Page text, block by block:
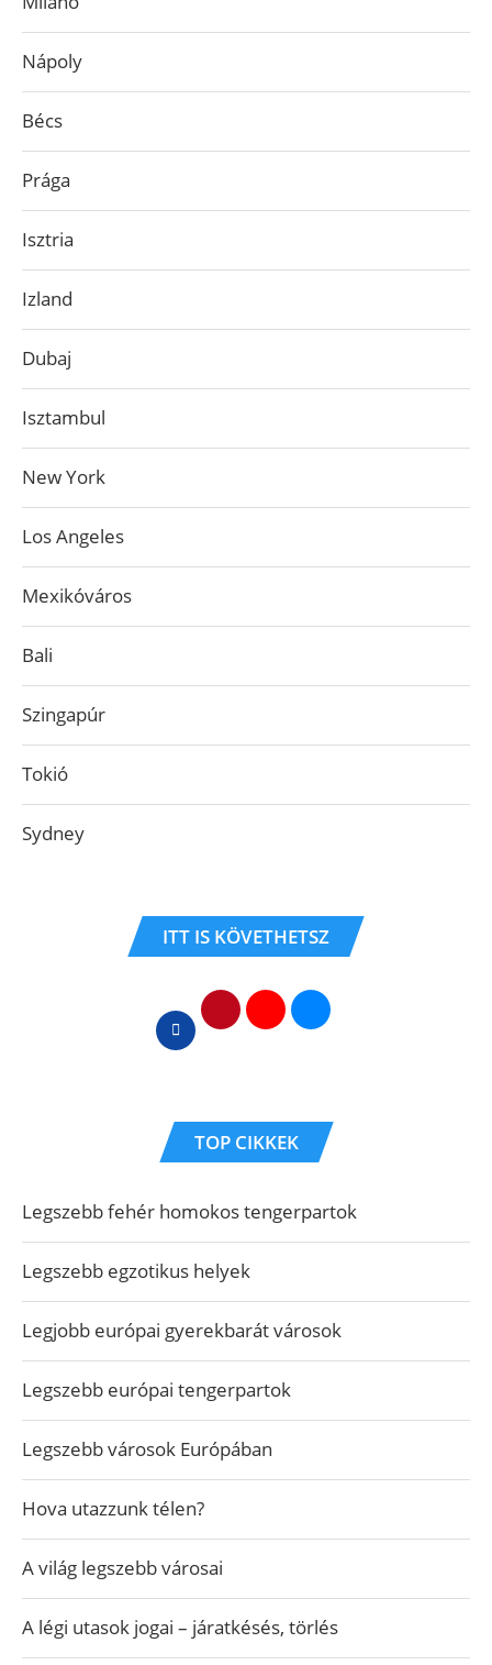
Nápoly
Bécs
Prága
Isztria
Izland
Dubaj
Isztambul
New York
Los Angeles
Mexikóváros
Bali
Szingapúr
Tokió
Sydney
ITT IS KÖVETHETSZ
TOP CIKKEK
Legszebb fehér homokos tengerpartok
Legszebb egzotikus helyek
Legjobb európai gyerekbarát városok
Legszebb európai tengerpartok
Legszebb városok Európában
Hova utazzunk télen?
A világ legszebb városai
A légi utasok jogai – járatkésés, törlés